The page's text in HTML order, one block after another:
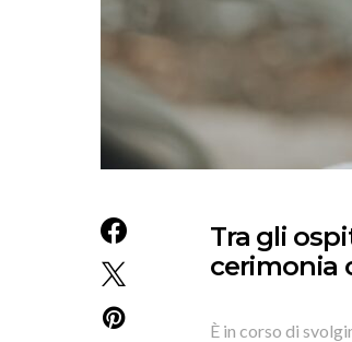
Tra gli
cerimonia
È in corso di